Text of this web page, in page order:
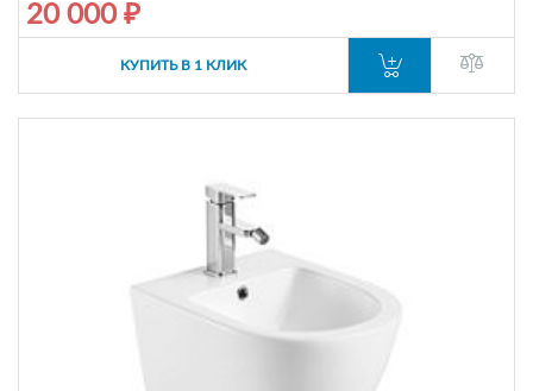
20 000 ₽
КУПИТЬ В 1 КЛИК